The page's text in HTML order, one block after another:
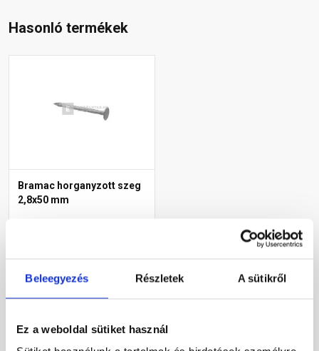
Beleegyezés Részletek A sütikről
Ez a weboldal sütiket használ
Hasonló termékek
Bramac horganyzott szeg
2,8x50 mm
2 740 Ft/ doboz
Megnézem